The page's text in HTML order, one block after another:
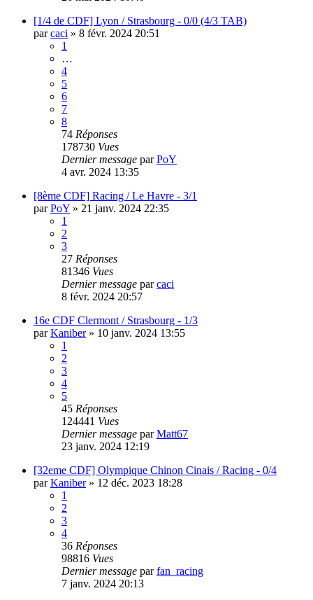
[1/4 de CDF] Lyon / Strasbourg - 0/0 (4/3 TAB)
parcaci » 8 févr. 2024 20:51
1
…
4
5
6
7
8
74 Réponses
178730 Vues
Dernier message parPoY
4 avr. 2024 13:35
[8ème CDF] Racing / Le Havre - 3/1
parPoY » 21 janv. 2024 22:35
1
2
3
27 Réponses
81346 Vues
Dernier message parcaci
8 févr. 2024 20:57
16e CDF Clermont / Strasbourg - 1/3
parKaniber» 10 janv. 2024 13:55
1
2
3
4
5
45 Réponses
124441 Vues
Dernier message parMatt67
23 janv. 2024 12:19
[32eme CDF] Olympique Chinon Cinais / Racing - 0/4
parKaniber» 12 déc. 2023 18:28
1
2
3
4
36 Réponses
98816 Vues
Dernier message parfan_racing
7 janv. 2024 20:13